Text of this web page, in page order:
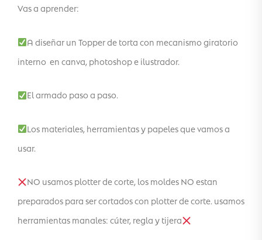
Vas a aprender:
A diseñar un Topper de torta con mecanismo giratorio
interno en canva, photoshop e ilustrador.
El armado paso a paso.
Los materiales, herramientas y papeles que vamos a
usar.
NO usamos plotter de corte, los moldes NO estan
preparados para ser cortados con plotter de corte. usamos
herramientas manales: cúter, regla y tijera